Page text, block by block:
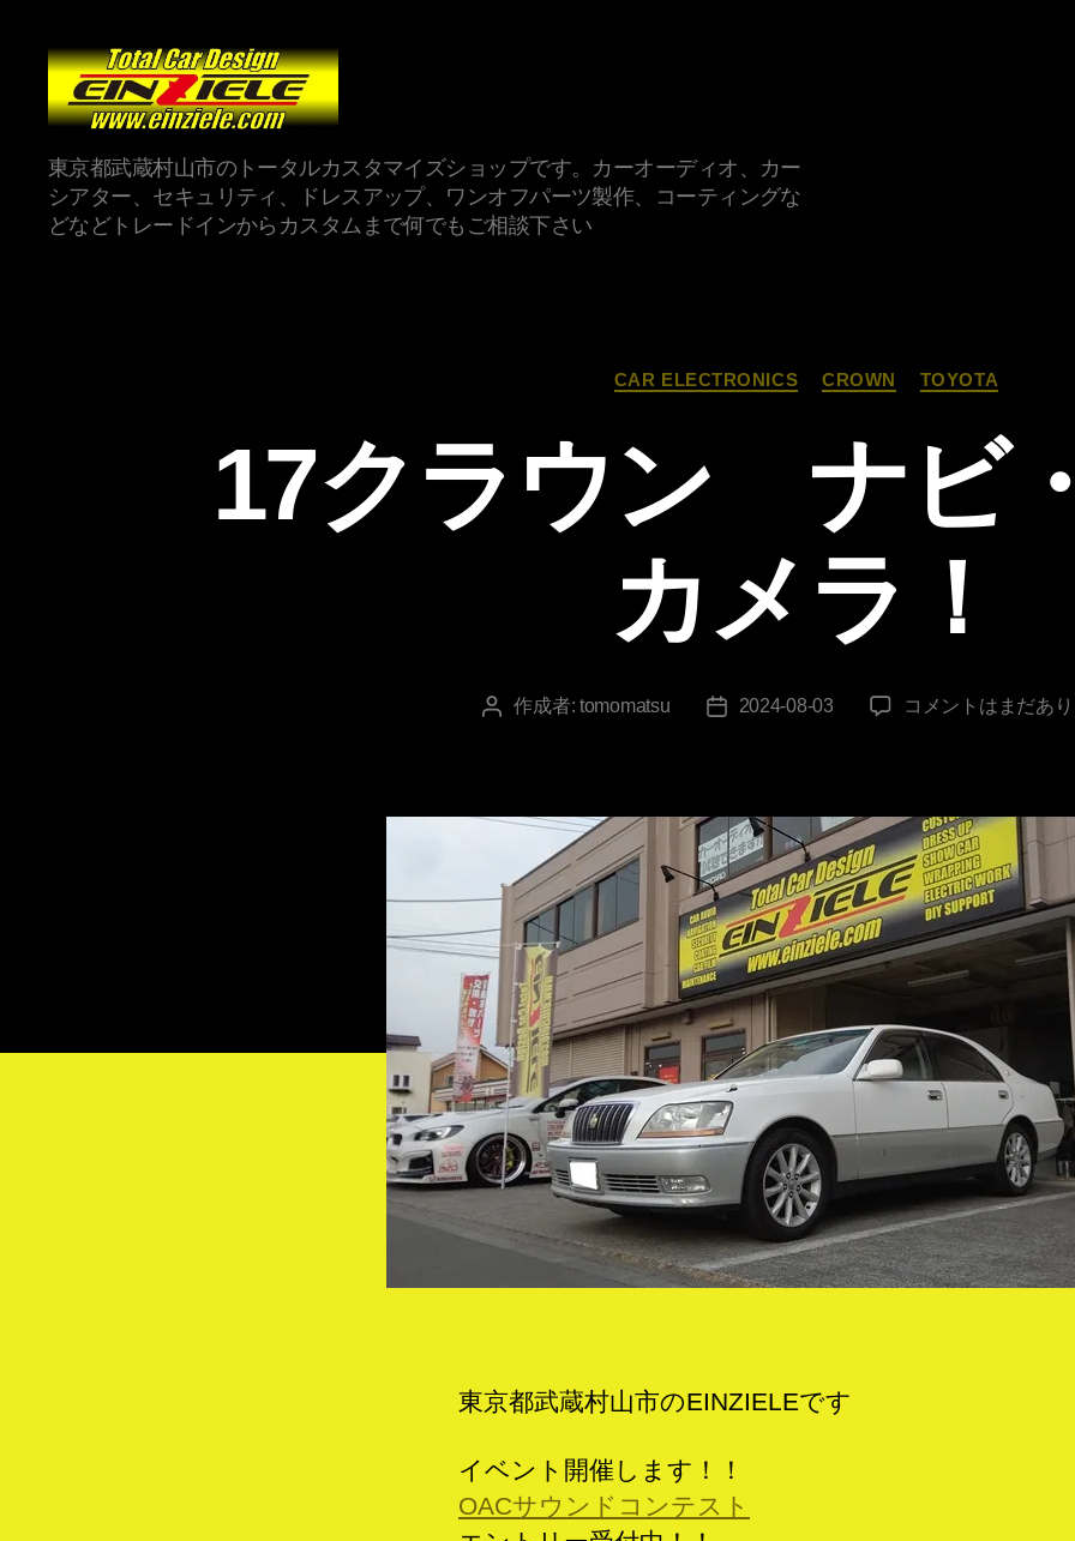
東京都武蔵村山市のトータルカスタマイズショップです。カーオーディオ、カー
シアター、セキュリティ、ドレスアップ、ワンオフパーツ製作、コーティングな
どなどトレードインからカスタムまで何でもご相談下さい
カ
テ
ー
CAR ELECTRONICS CROWN TOYOTA
17クラウン ナビ
カメラ！
投
作成者: tomomatsu
投
2024-08-03
17
ン
ナ
ビ・
バ
ッ
ク
カ
メ
ラ！
へ
コメントはまだあ
東京都武蔵村山市のEINZIELEです
イベント開催します！！
OACサウンドコンテスト